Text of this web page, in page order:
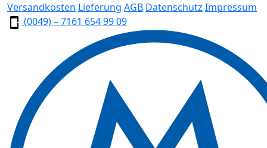
Versandkosten Lieferung AGB Datenschutz Impressum
(0049) – 7161 654 99 09